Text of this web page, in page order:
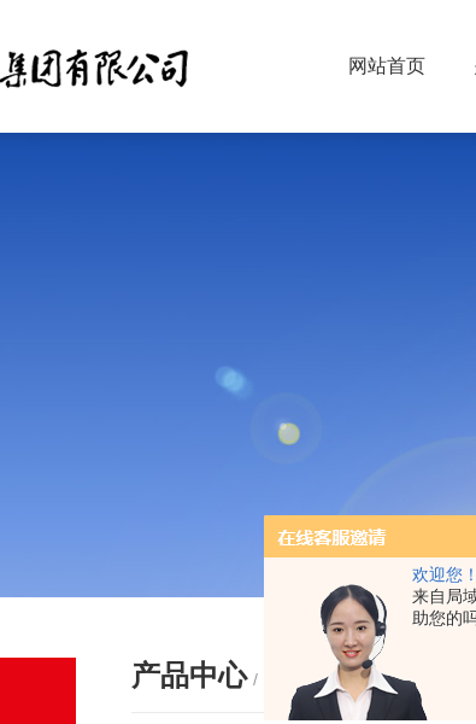
欢迎您！
来自局
助您的
网站首页
产品中心 / PRODUCTS